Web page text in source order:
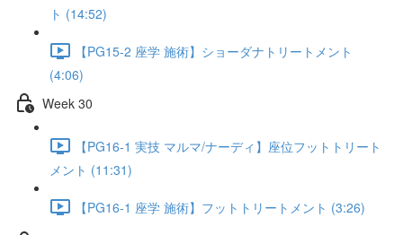
ト (14:52)
【PG15-2 座学 施術】ショーダナトリートメント
(4:06)
Week 30
【PG16-1 実技 マルマ/ナーディ】座位フットトリート
メント (11:31)
【PG16-1 座学 施術】フットトリートメント (3:26)